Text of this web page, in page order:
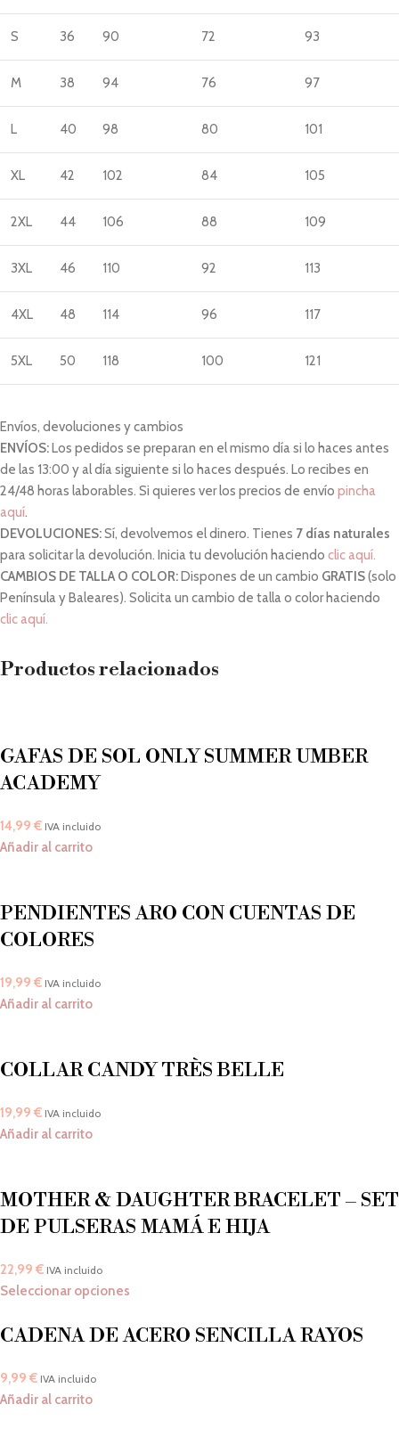
S 36 90 72 93
M 38 94 76 97
L 40 98 80 101
XL 42 102 84 105
2XL 44 106 88 109
3XL 46 110 92 113
4XL 48 114 96 117
5XL 50 118 100 121
Envíos, devoluciones y cambios
ENVÍOS: Los pedidos se preparan en el mismo día si lo haces antes
de las 13:00 y al día siguiente si lo haces después. Lo recibes en
24/48 horas laborables. Si quieres ver los precios de envío pincha
aquí.
DEVOLUCIONES:Sí, devolvemos el dinero. Tienes 7 días naturales
para solicitar la devolución. Inicia tu devolución haciendo clic aquí.
CAMBIOS DE TALLA O COLOR: Dispones de un cambio GRATIS(solo
Península y Baleares). Solicita un cambio de talla o color haciendo
clic aquí.
Productos relacionados
GAFAS DE SOL ONLY SUMMER UMBER
ACADEMY
14,99 € IVA incluido
Añadir al carrito
PENDIENTES ARO CON CUENTAS DE
COLORES
19,99 € IVA incluido
Añadir al carrito
COLLAR CANDY TRÈS BELLE
19,99 € IVA incluido
Añadir al carrito
MOTHER & DAUGHTER BRACELET – SET
DE PULSERAS MAMÁ E HIJA
22,99 € IVA incluido
Seleccionar opciones
CADENA DE ACERO SENCILLA RAYOS
9,99 € IVA incluido
Añadir al carrito